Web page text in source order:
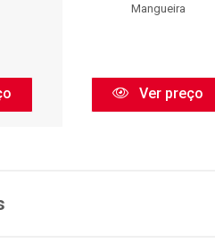
Mangueira
Ver preço